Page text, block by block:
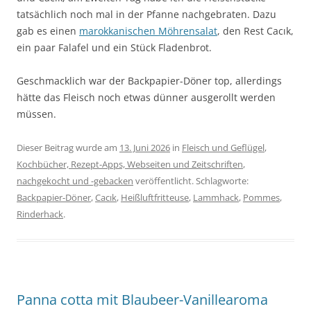
tatsächlich noch mal in der Pfanne nachgebraten. Dazu
gab es einen marokkanischen Möhrensalat, den Rest Cacık,
ein paar Falafel und ein Stück Fladenbrot.
Geschmacklich war der Backpapier-Döner top, allerdings
hätte das Fleisch noch etwas dünner ausgerollt werden
müssen.
Dieser Beitrag wurde am 13. Juni 2026 in Fleisch und Geflügel,
Kochbücher, Rezept-Apps, Webseiten und Zeitschriften,
nachgekocht und -gebacken veröffentlicht. Schlagworte:
Backpapier-Döner,Cacık, Heißluftfritteuse, Lammhack, Pommes,
Rinderhack.
Panna cotta mit Blaubeer-Vanillearoma